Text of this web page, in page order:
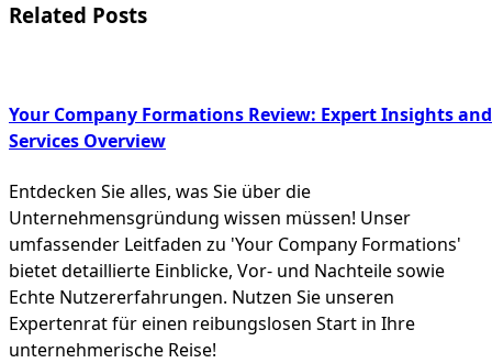
reader-
Related Posts
Your Company Formations Review: Expert Insights and
Services Overview
Entdecken Sie alles, was Sie über die
Unternehmensgründung wissen müssen! Unser
umfassender Leitfaden zu 'Your Company Formations'
bietet detaillierte Einblicke, Vor- und Nachteile sowie
Echte Nutzererfahrungen. Nutzen Sie unseren
Expertenrat für einen reibungslosen Start in Ihre
unternehmerische Reise!